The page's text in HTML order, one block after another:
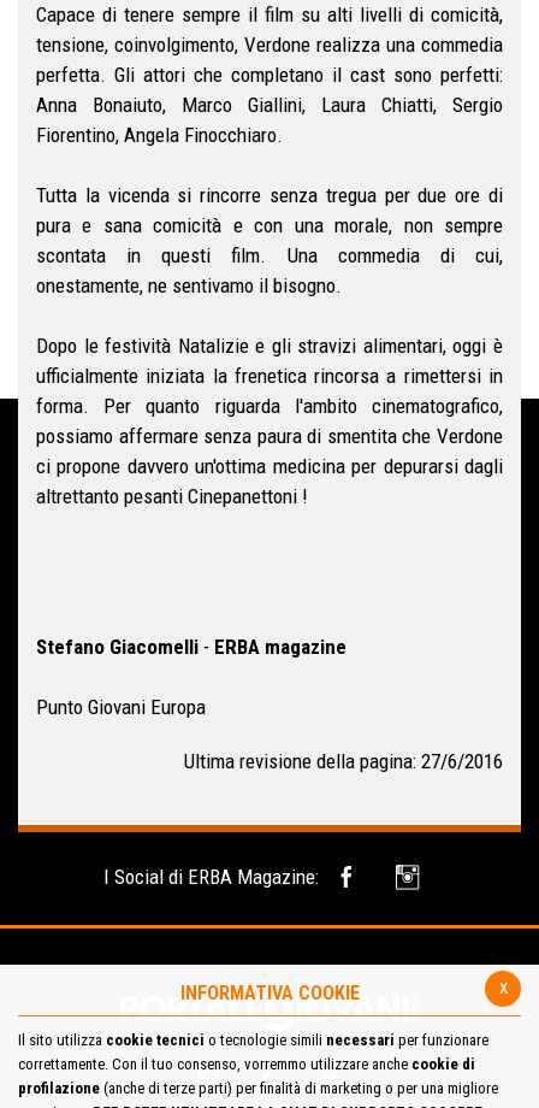
Capace di tenere sempre il film su alti livelli di comicità,
tensione, coinvolgimento, Verdone realizza una commedia
perfetta. Gli attori che completano il cast sono perfetti:
Anna Bonaiuto, Marco Giallini, Laura Chiatti, Sergio
Fiorentino, Angela Finocchiaro.
Tutta la vicenda si rincorre senza tregua per due ore di
pura e sana comicità e con una morale, non sempre
scontata in questi film. Una commedia di cui,
onestamente, ne sentivamo il bisogno.
Dopo le festività Natalizie e gli stravizi alimentari, oggi è
ufficialmente iniziata la frenetica rincorsa a rimettersi in
forma. Per quanto riguarda l'ambito cinematografico,
possiamo affermare senza paura di smentita che Verdone
ci propone davvero un'ottima medicina per depurarsi dagli
altrettanto pesanti Cinepanettoni !
Stefano Giacomelli - ERBA magazine
Punto Giovani Europa
Ultima revisione della pagina: 27/6/2016
I Social di ERBA Magazine:
x
INFORMATIVA COOKIE
Il sito utilizza cookie tecnici o tecnologie simili necessari per funzionare
correttamente. Con il tuo consenso, vorremmo utilizzare anche cookie di
profilazione (anche di terze parti) per finalità di marketing o per una migliore